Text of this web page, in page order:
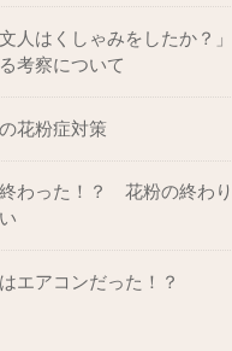
人はくしゃみをしたか？」
考察について
花粉症対策
わった！？ 花粉の終わり
エアコンだった！？